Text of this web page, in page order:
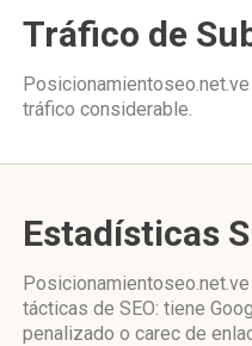
Tráfico de
tráfico considerable.
Estadísticas
tácticas de SEO: tiene
penalizado o carec de